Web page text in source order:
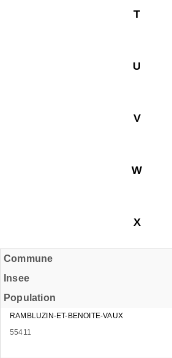
T
U
V
W
X
Commune
Insee
Population
RAMBLUZIN-ET-BENOITE-VAUX
55411